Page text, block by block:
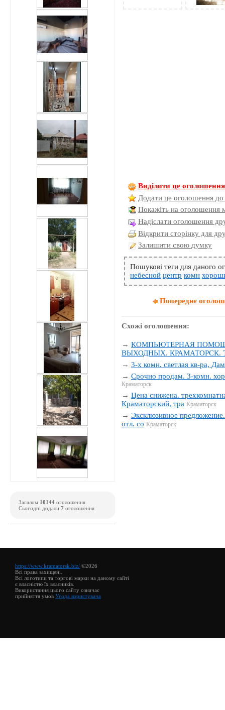
Виділити це оголошення
Додати це оголошення до
Покажіть на оголошення
Надіслати оголошення
Відкрити сторінку для
Залишити свою думку
Пошукові теги для даного
небесной центр комн
Попереднє
Схожі оголошення:
→КОМПЬЮТЕРНАЯ
ВЫХОДНЫХ. КРАМАТОРСК.
→3-х комн. светлая кв-ра,
→Срочно продам. 3-комн.
Краматорск
→Цена снижена.
Краматорский, тра Краматорск
→Эксклюзивное
отл. со Краматорск
Загалом 10144 оголошення
Сьогодні додали 7 оголошення
https://www.kramatorsk.biz/ ©2026
Всі права захищені.
Всі логотипи та торгові марки на даному сайті
є власністю їх власників.
Використання цього сайту означає
прийняття умов Угода користувача